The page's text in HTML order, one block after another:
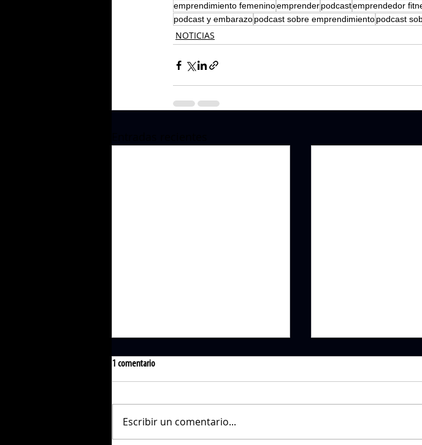
emprendimiento femeninoemprenderpodcastemprendedor
podcast y embarazopodcast sobre emprendimientopodcast
NOTICIAS
1 comentario
Escribir un comentario...